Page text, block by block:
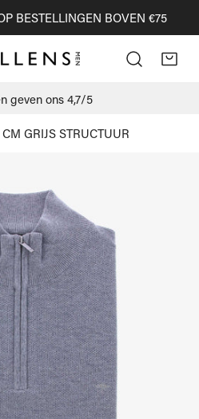
BESTELLINGEN BOVEN €75
geven ons 4,7/5
GRIJS STRUCTUUR